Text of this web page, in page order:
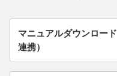
マニュアルダウンロー
連携）